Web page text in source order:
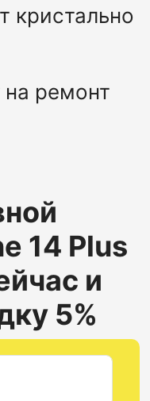
кристально
на ремонт
14 Plus
и
5%